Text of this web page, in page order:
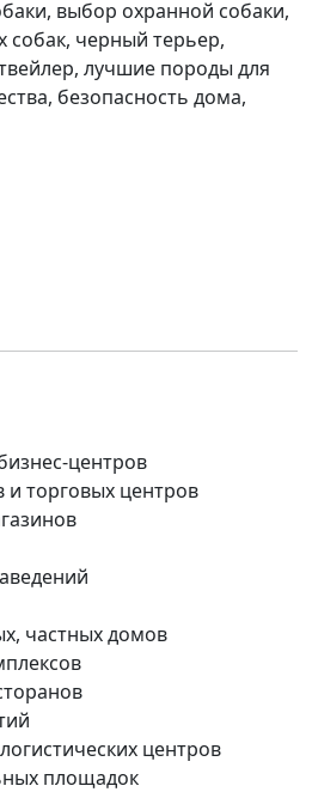
центров
и торговых центров
частных домов
центров
площадок